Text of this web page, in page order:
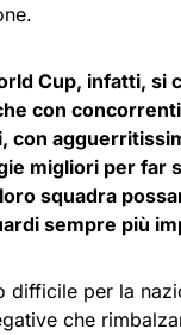
Cup, infatti, si
con
con
migliori per far
squadra
sempre più
difficile per la
che